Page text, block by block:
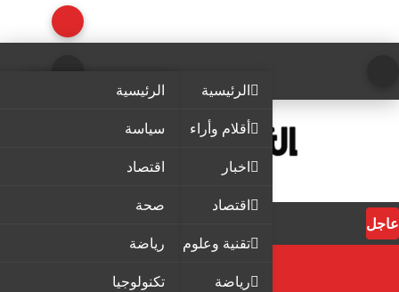
الرئيسية
أقلام وأراء
اخبار
اقتصاد
تقنية وعلوم
رياضة
الرئيسية
سياسة
اقتصاد
صحة
رياضة
تكنولوجيا
عاجل